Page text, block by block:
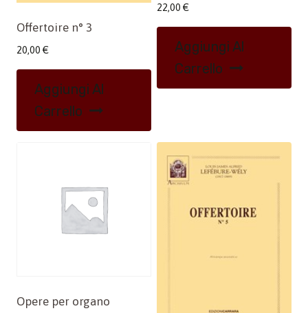
Offertoire n° 3
20,00 €
Aggiungi Al
Carrello
22,00 €
Aggiungi Al
Carrello
Opere per organo